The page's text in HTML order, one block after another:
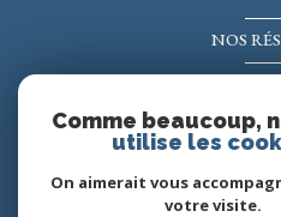
NOS
Comme beaucoup,
utilise les
On aimerait vous
votre visite.